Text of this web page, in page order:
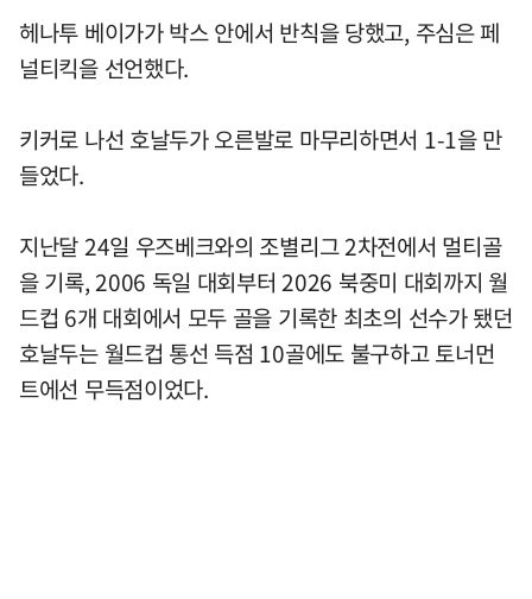
헤나투 베이가가 박스 안에서 반칙을 당했고, 주심은 페
널티킥을 선언했다.
키커로 나선 호날두가 오른발로 마무리하면서 1-1을 만
들었다.
지난달 24일 우즈베크와의 조별리그 2차전에서 멀티골
을 기록, 2006 독일 대회부터 2026 북중미 대회까지 월
드컵 6개 대회에서 모두 골을 기록한 최초의 선수가 됐던
호날두는 월드컵 통선 득점 10골에도 불구하고 토너먼
트에선 무득점이었다.